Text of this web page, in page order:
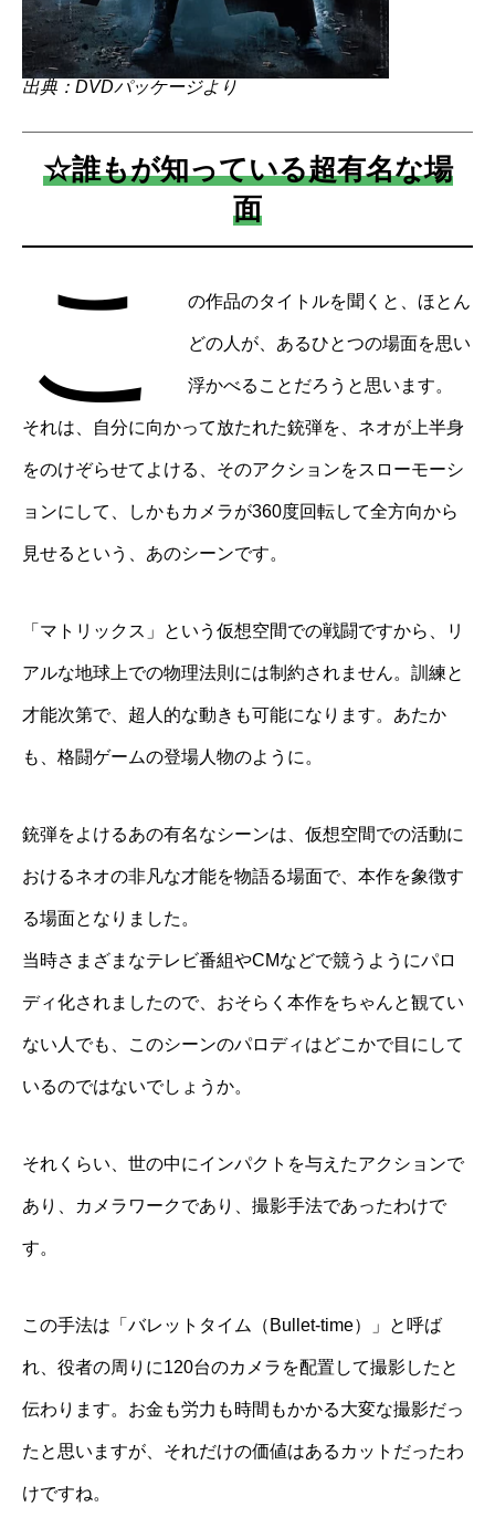
出典：DVDパッケージより
☆誰もが知っている超有名な場
面
こ の作品のタイトルを聞くと、ほとん
どの人が、あるひとつの場面を思い
浮かべることだろうと思います。
それは、自分に向かって放たれた銃弾を、ネオが上半身
をのけぞらせてよける、そのアクションをスローモーシ
ョンにして、しかもカメラが360度回転して全方向から
見せるという、あのシーンです。
「マトリックス」という仮想空間での戦闘ですから、リ
アルな地球上での物理法則には制約されません。訓練と
才能次第で、超人的な動きも可能になります。あたか
も、格闘ゲームの登場人物のように。
銃弾をよけるあの有名なシーンは、仮想空間での活動に
おけるネオの非凡な才能を物語る場面で、本作を象徴す
る場面となりました。
当時さまざまなテレビ番組やCMなどで競うようにパロ
ディ化されましたので、おそらく本作をちゃんと観てい
ない人でも、このシーンのパロディはどこかで目にして
いるのではないでしょうか。
それくらい、世の中にインパクトを与えたアクションで
あり、カメラワークであり、撮影手法であったわけで
す。
この手法は「バレットタイム（Bullet-time）」と呼ば
れ、役者の周りに120台のカメラを配置して撮影したと
伝わります。お金も労力も時間もかかる大変な撮影だっ
たと思いますが、それだけの価値はあるカットだったわ
けですね。